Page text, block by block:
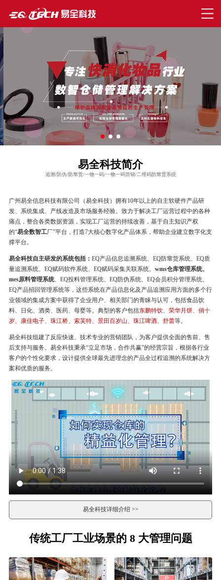
易全科技简介
追溯/防伪/防窜货/一物一码/一物一码营销/二维码防窜货系统
广州易全信息科技有限公司（易全科技）拥有10年以上的自主软硬件产品研
发、系统集成、产线改造及市场服务经验。致力于解决工厂运营过程中的各种
痛点，整合各类数据资源，实现工厂运营的持续改善，基于自主知识产权
的“易全数智工厂”平台，打造7大核心数字化产品体系，帮助企业建立数字化支
撑平台。
易全科技自主研发的系统包括： EQ产品信息追溯系统、EQ防窜货系统、EQ质
量追溯系统、EQ赋码软件系统、EQ赋码采集关联系统、 wms仓库管理系统、
mes原料管理系统、EQ投料管理系统、EQ防伪系统、EQ会员积分管理系统、
EQ产品招回管理系统等，这些系统在产品信息化及产品追溯应用方面的多个行
业领域的集成方案中获得了企业用户、相关部门的青睐与认可，包括食品饮
料、日化、酒类、医药、母婴等。典型的客户包括东鹏特饮、荣华月饼、俏十
岁、康佳电子、珠江桥、索芙特、景田百岁山、珠江啤酒、舒蕾等。
易全科技组建了反应快速、技术专业的营销团队，为客户提供全面的售前、售
后支持与服务。易全科技秉承“立足市场，合作共赢”的经营宗旨，根据各行业
客户的个性化要求，设计提供全球最先进理念的产品全过程追溯的系统解决方
案和优质的服务。
易全科技详细介绍 >>
传统工厂工业场景的 8 大管理问题